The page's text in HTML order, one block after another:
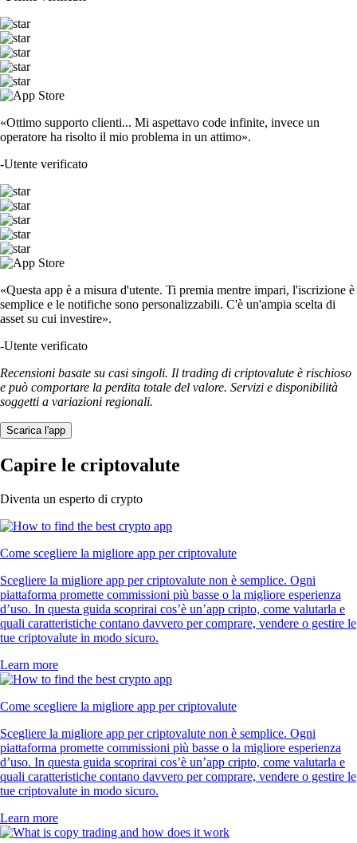
«Ottimo supporto clienti... Mi aspettavo code infinite, invece un
operatore ha risolto il mio problema in un attimo».
-Utente verificato
«Questa app è a misura d'utente. Ti premia mentre impari, l'iscrizione è
semplice e le notifiche sono personalizzabili. C'è un'ampia scelta di
asset su cui investire».
-Utente verificato
Recensioni basate su casi singoli. Il trading di criptovalute è rischioso
e può comportare la perdita totale del valore. Servizi e disponibilità
soggetti a variazioni regionali.
Scarica l'app
Capire le criptovalute
Diventa un esperto di crypto
Come scegliere la migliore app per criptovalute
Scegliere la migliore app per criptovalute non è semplice. Ogni
piattaforma promette commissioni più basse o la migliore esperienza
d’uso. In questa guida scoprirai cos’è un’app cripto, come valutarla e
quali caratteristiche contano davvero per comprare, vendere o gestire le
tue criptovalute in modo sicuro.
Learn more
Come scegliere la migliore app per criptovalute
Scegliere la migliore app per criptovalute non è semplice. Ogni
piattaforma promette commissioni più basse o la migliore esperienza
d’uso. In questa guida scoprirai cos’è un’app cripto, come valutarla e
quali caratteristiche contano davvero per comprare, vendere o gestire le
tue criptovalute in modo sicuro.
Learn more